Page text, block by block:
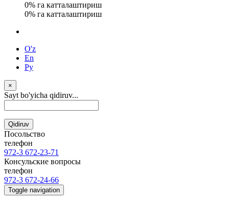
0% га катталаштириш
0% га катталаштириш
O'z
En
Ру
×
Sayt bo'yicha qidiruv...
Qidiruv
Посольство
телефон
972-3 672-23-71
Консульские вопросы
телефон
972-3 672-24-66
Toggle navigation